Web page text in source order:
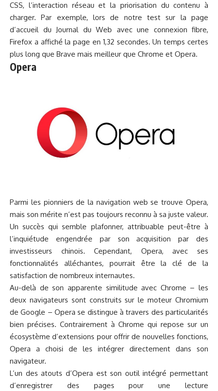
CSS, l’interaction réseau et la priorisation du contenu à
charger. Par exemple, lors de notre test sur la page
d’accueil du Journal du Web avec une connexion fibre,
Firefox a affiché la page en 1,32 secondes. Un temps certes
plus long que Brave mais meilleur que Chrome et Opera.
Opera
Parmi les pionniers de la navigation web se trouve Opera,
mais son mérite n’est pas toujours reconnu à sa juste valeur.
Un succès qui semble plafonner, attribuable peut-être à
l’inquiétude engendrée par son acquisition par des
investisseurs chinois. Cependant, Opera, avec ses
fonctionnalités alléchantes, pourrait être la clé de la
satisfaction de nombreux internautes.
Au-delà de son apparente similitude avec Chrome – les
deux navigateurs sont construits sur le moteur Chromium
de Google – Opera se distingue à travers des particularités
bien précises. Contrairement à Chrome qui repose sur un
écosystème d’extensions pour offrir de nouvelles fonctions,
Opera a choisi de les intégrer directement dans son
navigateur.
L’un des atouts d’Opera est son outil intégré permettant
d’enregistrer des pages pour une lecture